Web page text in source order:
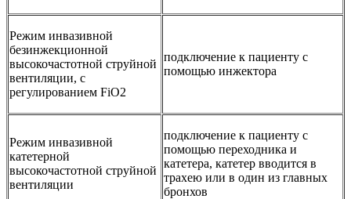
Режим инвазивной
безинжекционной
высокочастотной струйной
вентиляции, с
регулированием FiO2
подключение к пациенту с
помощью инжектора
Режим инвазивной
катетерной
высокочастотной струйной
вентиляции
подключение к пациенту с
помощью переходника и
катетера, катетер вводится в
трахею или в один из главных
бронхов